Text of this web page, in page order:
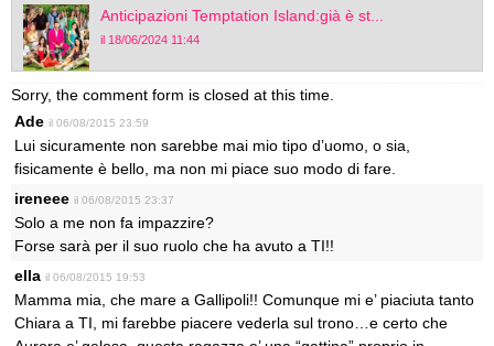
Anticipazioni Temptation Island:già è st...
il 18/06/2024 11:44
Sorry, the comment form is closed at this time.
Ade il 06/08/2015 23:59
Lui sicuramente non sarebbe mai mio tipo d’uomo, o sia,
fisicamente è bello, ma non mi piace suo modo di fare.
ireneee il 06/08/2015 23:37
Solo a me non fa impazzire?
Forse sarà per il suo ruolo che ha avuto a TI!!
ella il 06/08/2015 19:53
Mamma mia, che mare a Gallipoli!! Comunque mi e’ piaciuta tanto
Chiara a TI, mi farebbe piacere vederla sul trono…e certo che